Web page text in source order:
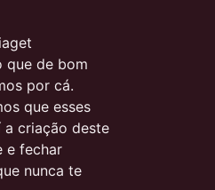
que de bom
por cá.
que esses
a criação deste
e fechar
nunca te